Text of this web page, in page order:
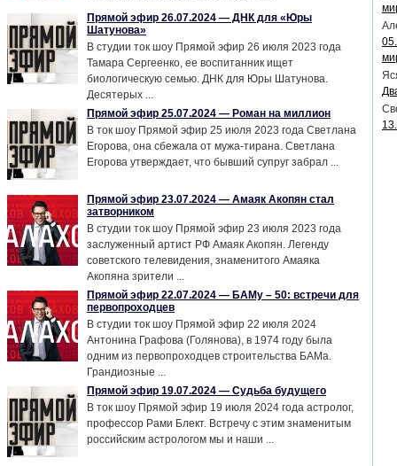
Прямой эфир 26.07.2024 — ДНК для «Юры
Шатунова»
В студии ток шоу Прямой эфир 26 июля 2023 года
Тамара Сергеенко, ее воспитанник ищет
биологическую семью. ДНК для Юры Шатунова.
Десятерых ...
Прямой эфир 25.07.2024 — Роман на миллион
В ток шоу Прямой эфир 25 июля 2023 года Светлана
Егорова, она сбежала от мужа-тирана. Светлана
Егорова утверждает, что бывший супруг забрал ...
Прямой эфир 23.07.2024 — Амаяк Акопян стал
затворником
В студии ток шоу Прямой эфир 23 июля 2023 года
заслуженный артист РФ Амаяк Акопян. Легенду
советского телевидения, знаменитого Амаяка
Акопяна зрители ...
Прямой эфир 22.07.2024 — БАМу – 50: встречи для
первопроходцев
В студии ток шоу Прямой эфир 22 июля 2024
Антонина Графова (Голянова), в 1974 году была
одним из первопроходцев строительства БАМа.
Грандиозные ...
Прямой эфир 19.07.2024 — Судьба будущего
В ток шоу Прямой эфир 19 июля 2024 года астролог,
профессор Рами Блект. Встречу с этим знаменитым
российским астрологом мы и наши ...